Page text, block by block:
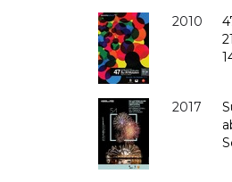
2010
2017